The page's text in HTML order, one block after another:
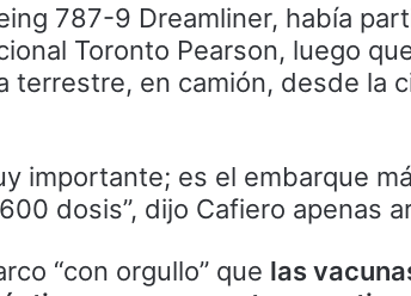
787-9 Dreamliner, había
Toronto Pearson, luego
terrestre, en camión, desde la
importante; es el embarque
dosis”, dijo Cafiero apenas
“con orgullo” que las